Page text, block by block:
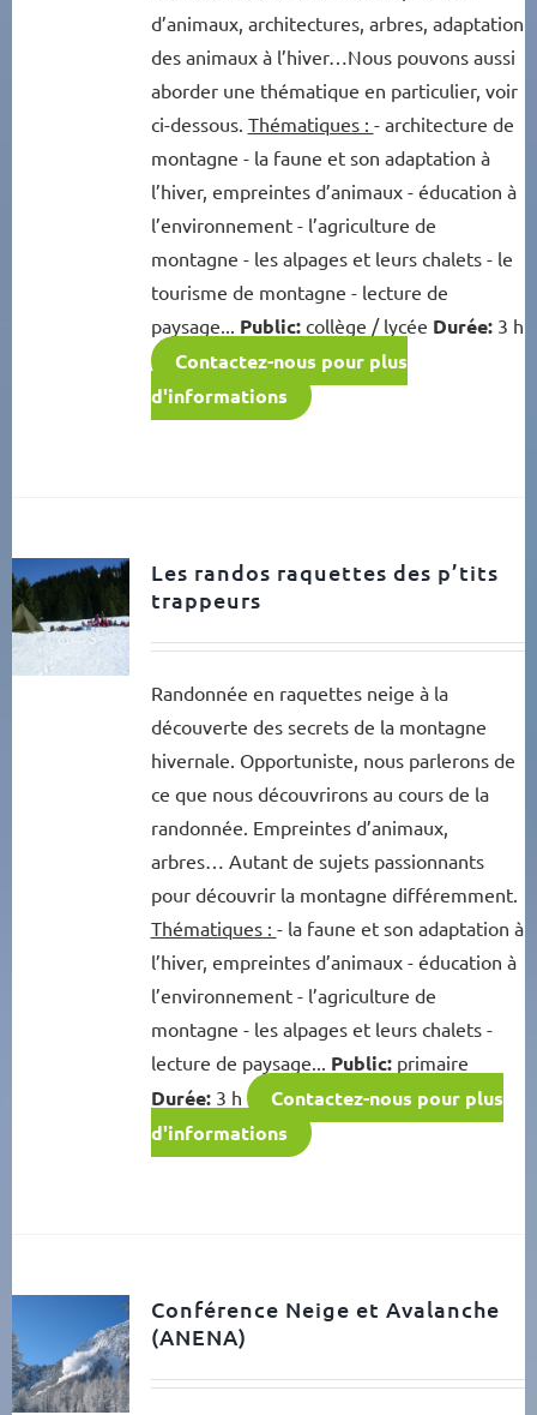
d’animaux, architectures, arbres, adaptation
des animaux à l’hiver…Nous pouvons aussi
aborder une thématique en particulier, voir
ci-dessous. Thématiques : - architecture de
montagne - la faune et son adaptation à
l’hiver, empreintes d’animaux - éducation à
l’environnement - l’agriculture de
montagne - les alpages et leurs chalets - le
tourisme de montagne - lecture de
paysage... Public:collège / lycée Durée:3 h
Contactez-nous pour plus
d'informations
Les randos raquettes des p’tits
trappeurs
Randonnée en raquettes neige à la
découverte des secrets de la montagne
hivernale. Opportuniste, nous parlerons de
ce que nous découvrirons au cours de la
randonnée. Empreintes d’animaux,
arbres… Autant de sujets passionnants
pour découvrir la montagne différemment.
Thématiques : - la faune et son adaptation à
l’hiver, empreintes d’animaux - éducation à
l’environnement - l’agriculture de
montagne - les alpages et leurs chalets -
lecture de paysage... Public:primaire
Durée:3 h
Contactez-nous pour plus
d'informations
Conférence Neige et Avalanche
(ANENA)